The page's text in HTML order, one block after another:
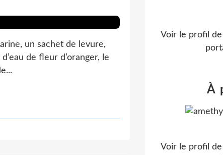
un sachet de levure,
de fleur d’oranger, le
Voir le profil de
À
Voir le profil de